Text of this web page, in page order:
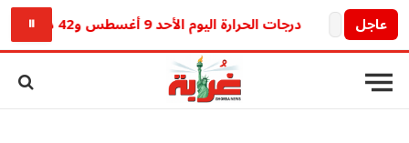
عاجل درجات الحرارة اليوم الأحد 9 أغسطس و42 درجة محسوسة بجنوب الصعيد ⏸